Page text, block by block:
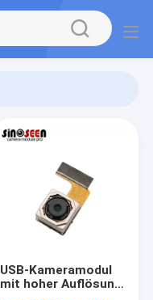
USB-Kameramodul
mit hoher Auflösung